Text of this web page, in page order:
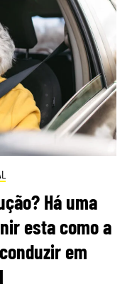
Há uma
esta como a
em